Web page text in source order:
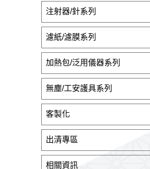
注射器/針系列
濾紙/濾膜系列
加熱包/泛用儀器系列
無塵/工安護具系列
客製化
出清專區
相關資訊